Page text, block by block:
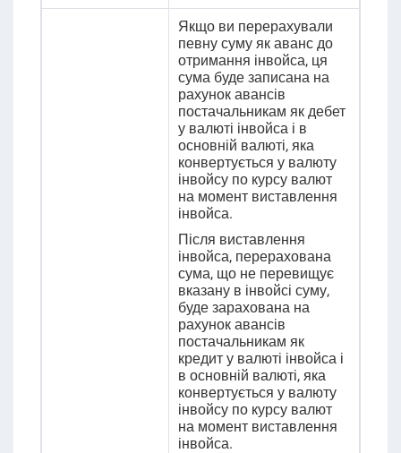
Якщо ви перерахували
певну суму як аванс до
отримання інвойса, ця
сума буде записана на
рахунок авансів
постачальникам як дебет
у валюті інвойса і в
основній валюті, яка
конвертується у валюту
інвойсу по курсу валют
на момент виставлення
інвойса.
Після виставлення
інвойса, перерахована
сума, що не перевищує
вказану в інвойсі суму,
буде зарахована на
рахунок авансів
постачальникам як
кредит у валюті інвойса і
в основній валюті, яка
конвертується у валюту
інвойсу по курсу валют
на момент виставлення
інвойса.